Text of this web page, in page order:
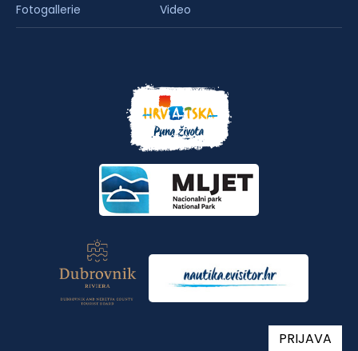
Fotogallerie
Video
PRIJAVA